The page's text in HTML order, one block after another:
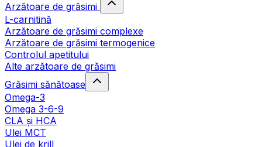
Arzătoare de grăsimi
L-carnitină
Arzătoare de grăsimi complexe
Arzătoare de grăsimi termogenice
Controlul apetitului
Alte arzătoare de grăsimi
Grăsimi sănătoase
Omega-3
Omega 3-6-9
CLA şi HCA
Ulei MCT
Ulei de krill